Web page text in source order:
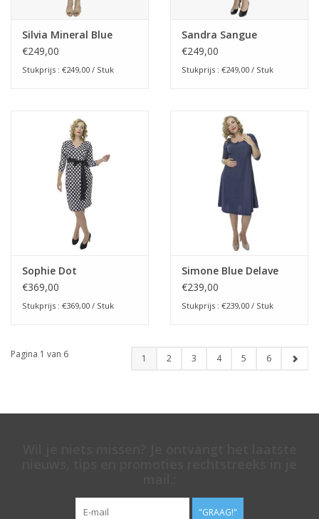
Silvia Mineral Blue
€249,00
Stukprijs : €249,00 / Stuk
Sandra Sangue
€249,00
Stukprijs : €249,00 / Stuk
Sophie Dot
€369,00
Stukprijs : €369,00 / Stuk
Simone Blue Delave
€239,00
Stukprijs : €239,00 / Stuk
Pagina 1 van 6 1 2 3 4 5 6
"GRAAG!"